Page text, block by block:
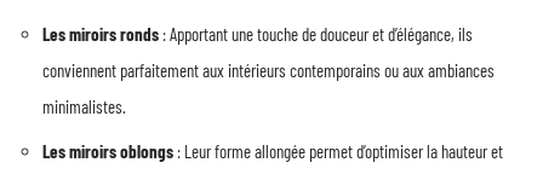
Les miroirs ronds : Apportant une touche de douceur et d’élégance, ils
conviennent parfaitement aux intérieurs contemporains ou aux ambiances
minimalistes.
Les miroirs oblongs : Leur forme allongée permet d’optimiser la hauteur et